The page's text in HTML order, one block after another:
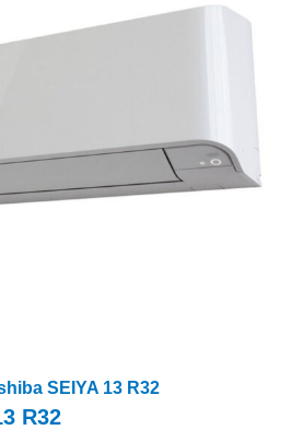
SEIYA 13 R32
R32